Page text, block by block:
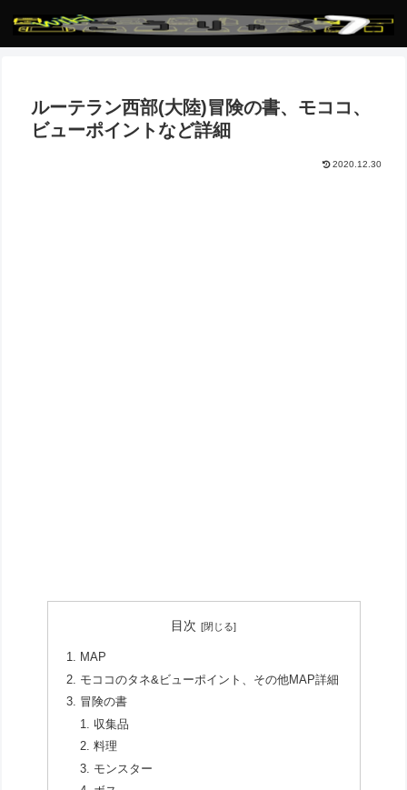
ルーテラン西部(大陸)冒険の書、モココ、
ビューポイントなど詳細
2020.12.30
目次
MAP
モココのタネ&ビューポイント、その他MAP詳細
冒険の書
収集品
料理
モンスター